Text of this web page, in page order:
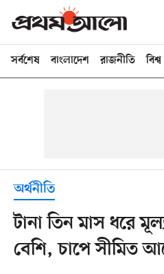
সর্বশেষ বাংলাদেশ রাজনীতি বিশ্ব
অর্থনীতি
টানা তিন মাস ধরে
বেশি, চাপে সীমিত